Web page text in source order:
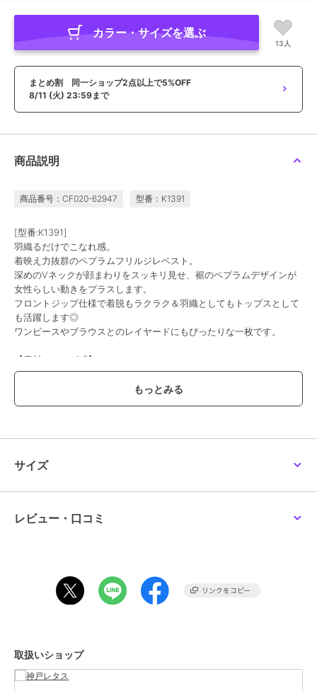
カラー・サイズを選ぶ
13人
まとめ割 同一ショップ2点以上で5%OFF
8/11 (火) 23:59まで
商品説明
商品番号：CF020-62947 型番：K1391
[型番:K1391]
羽織るだけでこなれ感。
着映え力抜群のペプラムフリルジレベスト。
深めのVネックが顔まわりをスッキリ見せ、裾のペプラムデザインが
女性らしい動きをプラスします。
フロントジップ仕様で着脱もラクラク＆羽織としてもトップスとして
も活躍します◎
ワンピースやブラウスとのレイヤードにもぴったりな一枚です。
【素材・サイズ感】
ウエストの切り替えから広がるペプラムシルエットが、自然と腰位置
を高く見せてスタイルアップを演出。
程よくフィットするコンパクトなデザインながら、裾のフリルが気に
#コウベレタス
商品カテゴリ トップス ／ベスト・ジレ
性別タイプ
レディース
サイズ
サイズ
レビュー・口コミ
取扱いショップ